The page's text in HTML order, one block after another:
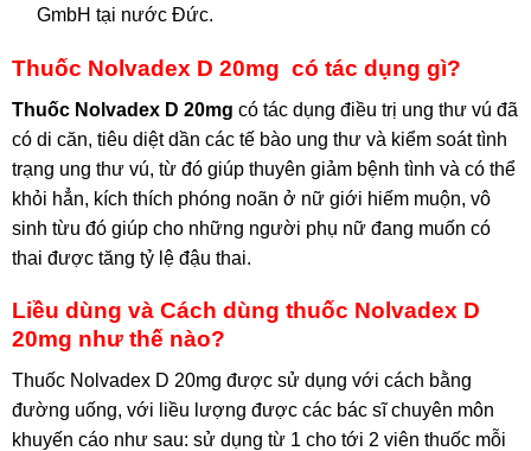
GmbH tại nước Đức.
Thuốc Nolvadex D 20mg có tác dụng gì?
Thuốc Nolvadex D 20mg có tác dụng điều trị ung thư vú đã
có di căn, tiêu diệt dần các tế bào ung thư và kiểm soát tình
trạng ung thư vú, từ đó giúp thuyên giảm bệnh tình và có thể
khỏi hẳn, kích thích phóng noãn ở nữ giới hiếm muộn, vô
sinh từu đó giúp cho những người phụ nữ đang muốn có
thai được tăng tỷ lệ đậu thai.
Liều dùng và Cách dùng thuốc Nolvadex D
20mg như thế nào?
Thuốc Nolvadex D 20mg được sử dụng với cách bằng
đường uống, với liều lượng được các bác sĩ chuyên môn
khuyến cáo như sau: sử dụng từ 1 cho tới 2 viên thuốc mỗi